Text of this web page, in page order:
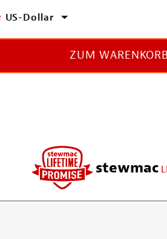
US-Dollar
ZUM
stewmac